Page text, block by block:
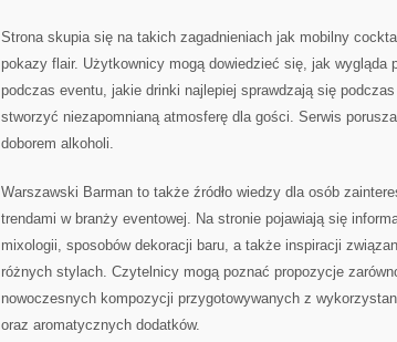
Strona skupia się na takich zagadnieniach jak mobilny
pokazy flair. Użytkownicy mogą dowiedzieć się, jak wygląda
podczas eventu, jakie drinki najlepiej sprawdzają się
stworzyć niezapomnianą atmosferę dla gości. Serwis
doborem alkoholi.
Warszawski Barman to także źródło wiedzy dla osób
trendami w branży eventowej. Na stronie pojawiają się
mixologii, sposobów dekoracji baru, a także inspiracji
różnych stylach. Czytelnicy mogą poznać propozycje
nowoczesnych kompozycji przygotowywanych z
oraz aromatycznych dodatków.